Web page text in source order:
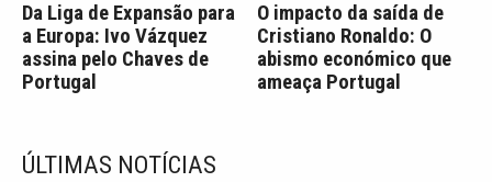
Da Liga de Expansão para
a Europa: Ivo Vázquez
assina pelo Chaves de
Portugal
O impacto da saída de
Cristiano Ronaldo: O
abismo económico que
ameaça Portugal
ÚLTIMAS NOTÍCIAS